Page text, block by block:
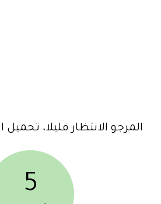
المرجو الانتظار قليلا،
5